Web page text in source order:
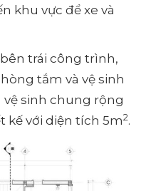
khu vực để xe và
trái công trình,
tắm và vệ sinh
vệ sinh chung rộng
kế với diện tích 5m2.